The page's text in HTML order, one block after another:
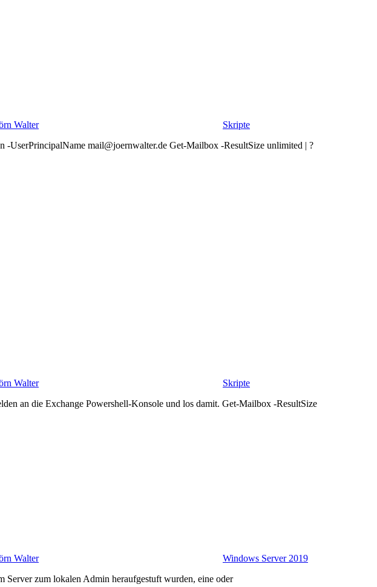
Walter
Skripte
mail@joernwalter.de Get-Mailbox -ResultSize unlimited | ?
Walter
Skripte
an die Exchange Powershell-Konsole und los damit. Get-Mailbox -ResultSize
Walter
Windows Server 2019
zum lokalen Admin heraufgestuft wurden, eine oder